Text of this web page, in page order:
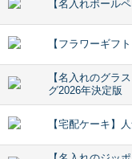
【名入れボール
【フラワーギフ
【名入れのグラ
グ2026年決定版
【宅配ケーキ】